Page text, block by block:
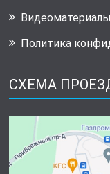
Видеоматериалы
Политика
СХЕМА